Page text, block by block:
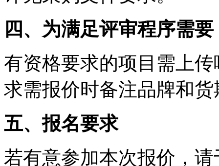
四、为满足评审程序需
有资格要求的项目需上
求需报价时备注品牌和
五、报名要求
若有意参加本次报价，请